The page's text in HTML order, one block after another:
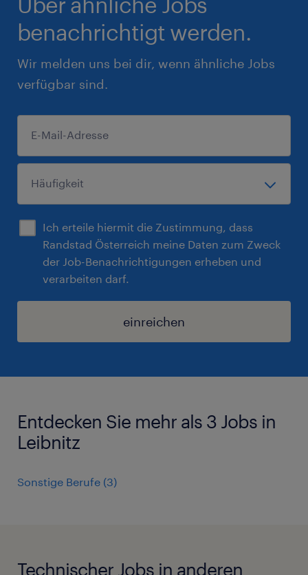
benachrichtigt werden.
Wir melden uns bei dir, wenn ähnliche Jobs
verfügbar sind.
Ich erteile hiermit die Zustimmung, dass
Randstad Österreich meine Daten zum Zweck
der Job-Benachrichtigungen erheben und
verarbeiten darf.
einreichen
Entdecken Sie mehr als 3 Jobs in
Leibnitz
Sonstige Berufe (3)
Technischer Jobs in anderen